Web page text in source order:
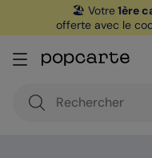
🏖️ Votre1ère
offerte avec le